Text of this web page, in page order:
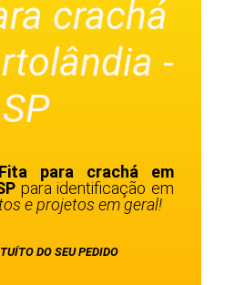
crachá
-
SP
Fita para crachá em
para identificação em
e projetos em geral!
DO SEU PEDIDO